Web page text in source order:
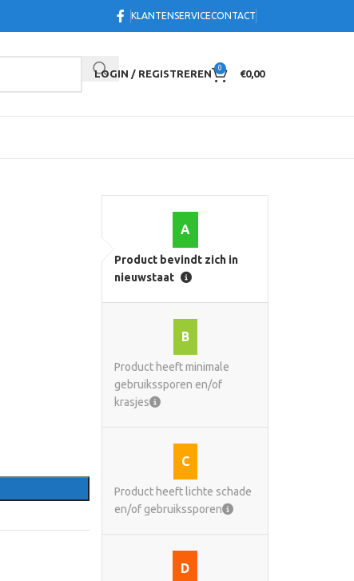
KLANTENSERVICECONTACT
LOGIN / REGISTREREN
0
€0,00
A
Product bevindt zich in
nieuwstaat
B
Product heeft minimale
gebruikssporen en/of
krasjes
C
Product heeft lichte schade
en/of gebruikssporen
D